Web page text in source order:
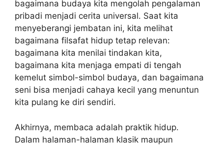
bagaimana budaya kita mengolah pengalaman
pribadi menjadi cerita universal. Saat kita
menyeberangi jembatan ini, kita melihat
bagaimana filsafat hidup tetap relevan:
bagaimana kita menilai tindakan kita,
bagaimana kita menjaga empati di tengah
kemelut simbol-simbol budaya, dan bagaimana
seni bisa menjadi cahaya kecil yang menuntun
kita pulang ke diri sendiri.
Akhirnya, membaca adalah praktik hidup.
Dalam halaman-halaman klasik maupun